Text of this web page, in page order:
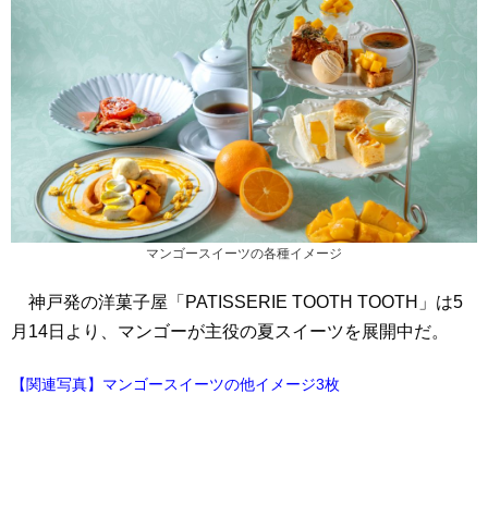
マンゴースイーツの各種イメージ
神戸発の洋菓子屋「PATISSERIE TOOTH TOOTH」は5
月14日より、マンゴーが主役の夏スイーツを展開中だ。
【関連写真】マンゴースイーツの他イメージ3枚